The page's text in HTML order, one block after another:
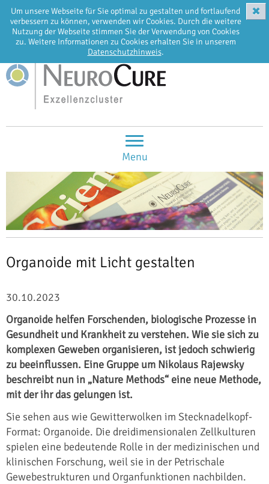
Um unsere Webseite für Sie optimal zu gestalten und fortlaufend
verbessern zu können, verwenden wir Cookies. Durch die weitere
Nutzung der Webseite stimmen Sie der Verwendung von Cookies
zu. Weitere Informationen zu Cookies erhalten Sie in unserem
Datenschutzhinweis.
✖
EN DE
Menu
Organoide mit Licht gestalten
30.10.2023
Organoide helfen Forschenden, biologische Prozesse in
Gesundheit und Krankheit zu verstehen. Wie sie sich zu
komplexen Geweben organisieren, ist jedoch schwierig
zu beeinflussen. Eine Gruppe um Nikolaus Rajewsky
beschreibt nun in „Nature Methods“ eine neue Methode,
mit der ihr das gelungen ist.
Sie sehen aus wie Gewitterwolken im Stecknadelkopf-
Format: Organoide. Die dreidimensionalen Zellkulturen
spielen eine bedeutende Rolle in der medizinischen und
klinischen Forschung, weil sie in der Petrischale
Gewebestrukturen und Organfunktionen nachbilden.